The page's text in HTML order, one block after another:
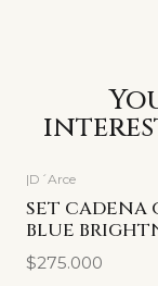
|D´Arce
SET CADENA
BLUE
$275.000